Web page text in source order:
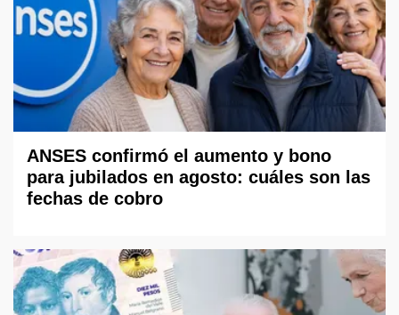
ANSES confirmó el aumento y bono
para jubilados en agosto: cuáles son las
fechas de cobro